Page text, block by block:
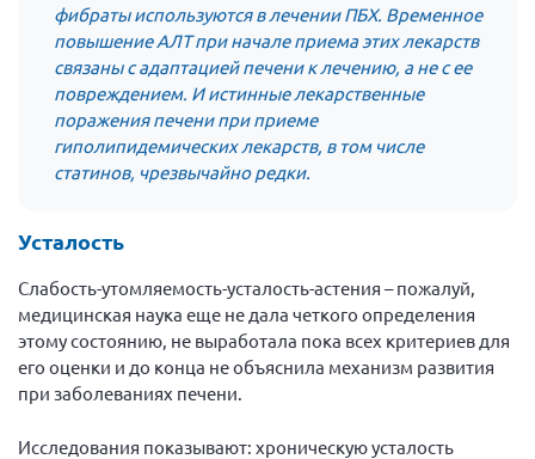
фибраты используются в лечении ПБХ. Временное
повышение АЛТ при начале приема этих лекарств
связаны с адаптацией печени к лечению, а не с ее
повреждением. И истинные лекарственные
поражения печени при приеме
гиполипидемических лекарств, в том числе
статинов, чрезвычайно редки.
Усталость
Слабость-утомляемость-усталость-астения – пожалуй,
медицинская наука еще не дала четкого определения
этому состоянию, не выработала пока всех критериев для
его оценки и до конца не объяснила механизм развития
при заболеваниях печени.
Исследования показывают: хроническую усталость